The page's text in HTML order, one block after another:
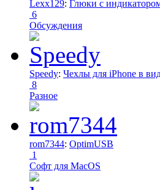
Lexx129: Глюки с
6
Обсуждения
Speedy: Чехлы для iPhone в
8
Разное
rom7344: OptimUSB
1
Софт для MacOS